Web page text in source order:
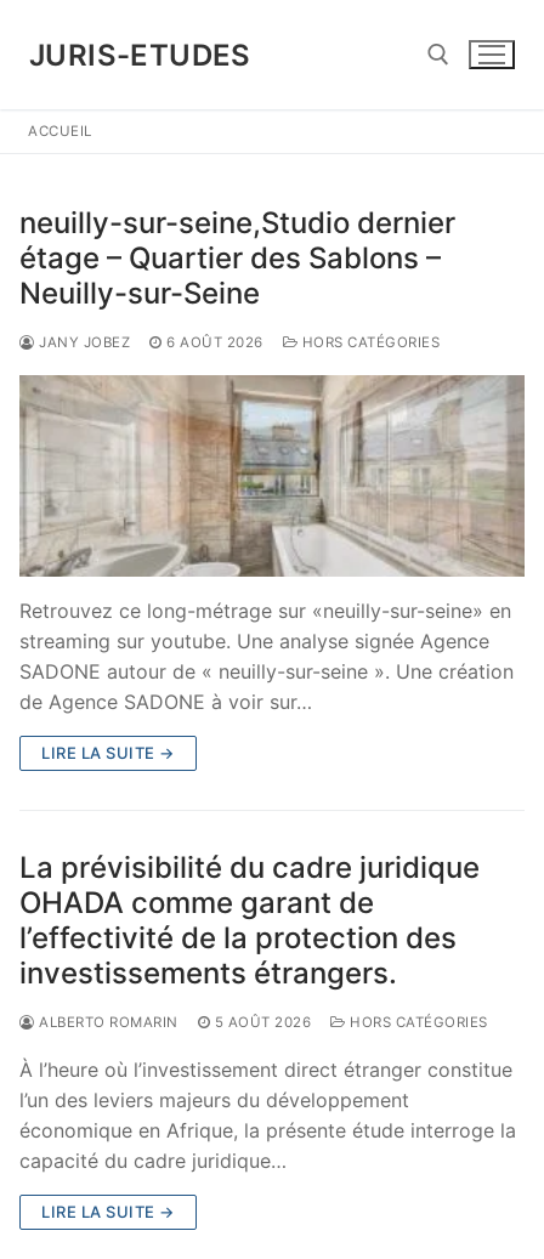
contenu
JURIS-ETUDES
ACCUEIL
neuilly-sur-seine,Studio dernier
étage – Quartier des Sablons –
Neuilly-sur-Seine
JANY JOBEZ 6 AOÛT 2026 HORS CATÉGORIES
Retrouvez ce long-métrage sur «neuilly-sur-seine» en
streaming sur youtube. Une analyse signée Agence
SADONE autour de « neuilly-sur-seine ». Une création
de Agence SADONE à voir sur…
LIRE LA SUITE →
La prévisibilité du cadre juridique
OHADA comme garant de
l’effectivité de la protection des
investissements étrangers.
ALBERTO ROMARIN 5 AOÛT 2026 HORS CATÉGORIES
À l’heure où l’investissement direct étranger constitue
l’un des leviers majeurs du développement
économique en Afrique, la présente étude interroge la
capacité du cadre juridique…
LIRE LA SUITE →